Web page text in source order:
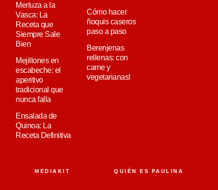
Merluza a la
Vasca: La
Receta que
Siempre Sale
Bien
Mejillones en
escabeche: el
aperitivo
tradicional que
nunca falla
Ensalada de
Quinoa: La
Receta Definitiva
Cómo hacer
ñoquis caseros
paso a paso
Berenjenas
rellenas: con
carne y
vegetarianas!
MEDIAKIT QUIÉN ES PAULINA